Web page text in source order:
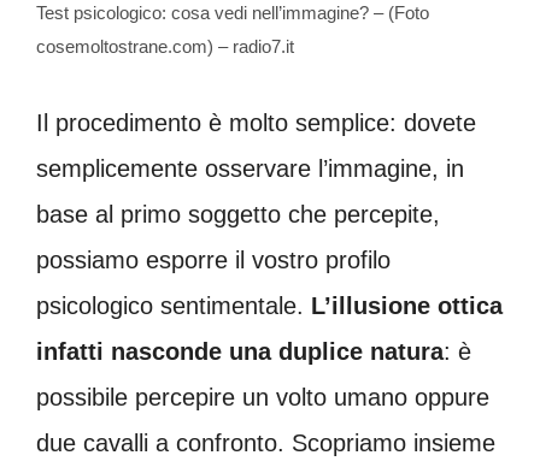
Test psicologico: cosa vedi nell’immagine? – (Foto
cosemoltostrane.com) – radio7.it
Il procedimento è molto semplice: dovete
semplicemente osservare l’immagine, in
base al primo soggetto che percepite,
possiamo esporre il vostro profilo
psicologico sentimentale. L’illusione ottica
infatti nasconde una duplice natura: è
possibile percepire un volto umano oppure
due cavalli a confronto. Scopriamo insieme